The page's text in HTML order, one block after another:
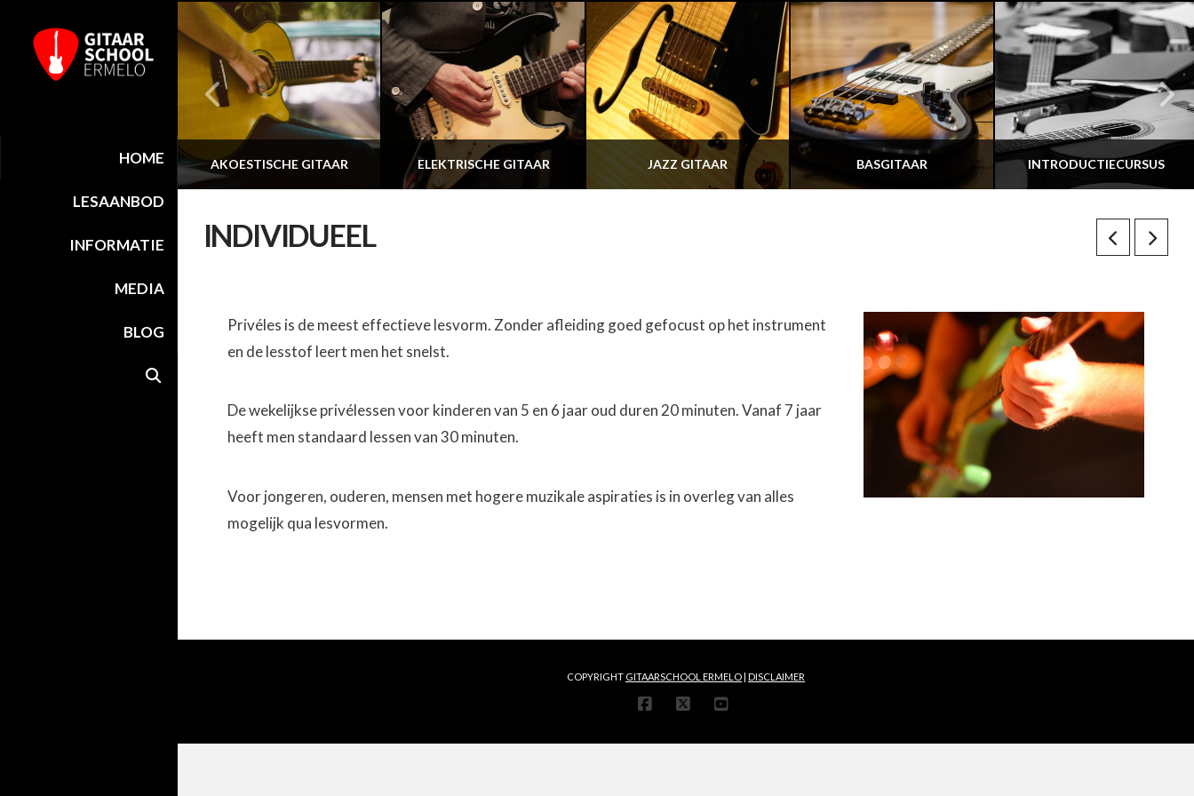
BANDCOACHING AKOESTISCHE GITAAR ELEKTRISCHE GITAAR JAZZ GITAAR BASGITAAR INTRODUCTIECURSUS
HOME
LESAANBOD
INFORMATIE
MEDIA
BLOG
INDIVIDUEEL
Privéles is de meest effectieve lesvorm. Zonder afleiding goed gefocust op het instrument
en de lesstof leert men het snelst.
De wekelijkse privélessen voor kinderen van 5 en 6 jaar oud duren 20 minuten. Vanaf 7 jaar
heeft men standaard lessen van 30 minuten.
Voor jongeren, ouderen, mensen met hogere muzikale aspiraties is in overleg van alles
mogelijk qua lesvormen.
COPYRIGHT GITAARSCHOOL ERMELO| DISCLAIMER